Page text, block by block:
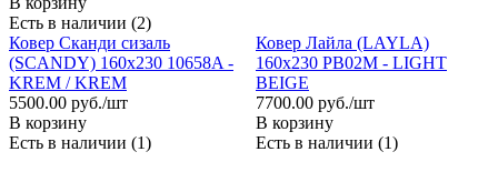
Есть в наличии (2)
Ковер Сканди сизаль
(SCANDY) 160х230 10658A -
KREM / KREM
5500.00 руб./шт
В корзину
Есть в наличии (1)
Ковер Лайла (LAYLA)
160х230 PB02M - LIGHT
BEIGE
7700.00 руб./шт
В корзину
Есть в наличии (1)